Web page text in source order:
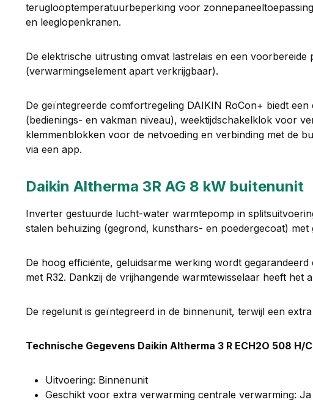
teruglooptemperatuurbeperking voor
en leeglopenkranen.
De elektrische uitrusting omvat lastrelais en een
(verwarmingselement apart verkrijgbaar).
De geïntegreerde comfortregeling DAIKIN RoCon+ biedt
(bedienings- en vakman niveau), weektijdschakelklok voor
klemmenblokken voor de netvoeding en verbinding met de
via een app.
Daikin Altherma 3R AG 8 kW buitenunit
Inverter gestuurde lucht-water warmtepomp in
stalen behuizing (gegrond, kunsthars- en poedergecoat)
De hoog efficiënte, geluidsarme werking wordt
met R32. Dankzij de vrijhangende warmtewisselaar heeft
De regelunit is geïntegreerd in de binnenunit, terwijl een
Technische Gegevens Daikin Altherma 3 R ECH2O 508 H/
Uitvoering: Binnenunit
Geschikt voor extra verwarming centrale verwarming: Ja